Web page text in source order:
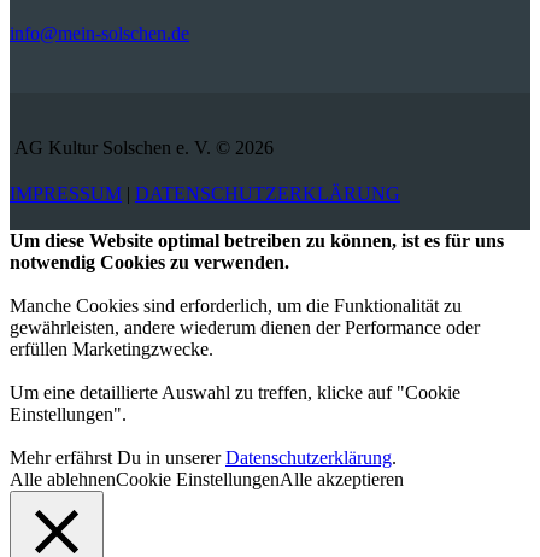
info@mein-solschen.de
AG Kultur Solschen e. V. © 2026
IMPRESSUM DATENSCHUTZERKLÄRUNG
Um diese Website optimal betreiben zu können, ist es für uns
notwendig Cookies zu verwenden.
Manche Cookies sind erforderlich, um die Funktionalität zu
gewährleisten, andere wiederum dienen der Performance oder
erfüllen Marketingzwecke.
Um eine detaillierte Auswahl zu treffen, klicke auf "Cookie
Einstellungen".
Mehr erfährst Du in unsererDatenschutzerklärung.
Alle ablehnenCookie EinstellungenAlle akzeptieren